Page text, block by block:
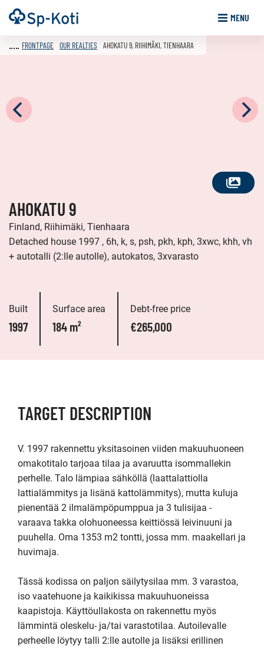
Go
to
Frontpage MENU
SEE
FRONTPAGE OUR REALTIES AHOKATU 9, RIIHIMÄKI, TIENHAARA
AHOKATU 9
Finland, Riihimäki, Tienhaara
Detached house 1997 , 6h, k, s, psh, pkh, kph, 3xwc, khh, vh
+ autotalli (2:lle autolle), autokatos, 3xvarasto
Built
1997
Surface area
184 m²
Debt-free price
€265,000
TARGET DESCRIPTION
V. 1997 rakennettu yksitasoinen viiden makuuhuoneen
omakotitalo tarjoaa tilaa ja avaruutta isommallekin
perhelle. Talo lämpiaa sähköllä (laattalattiolla
lattialämmitys ja lisänä kattolämmitys), mutta kuluja
pienentää 2 ilmalämpöpumppua ja 3 tulisijaa -
varaava takka olohuoneessa keittiössä leivinuuni ja
puuhella. Oma 1353 m2 tontti, jossa mm. maakellari ja
huvimaja.
Tässä kodissa on paljon säilytysilaa mm. 3 varastoa,
iso vaatehuone ja kaikikissa makuuhuoneissa
kaapistoja. Käyttöullakosta on rakennettu myös
lämmintä oleskelu- ja/tai varastotilaa. Autoilevalle
perheelle löytyy talli 2:lle autolle ja lisäksi erillinen